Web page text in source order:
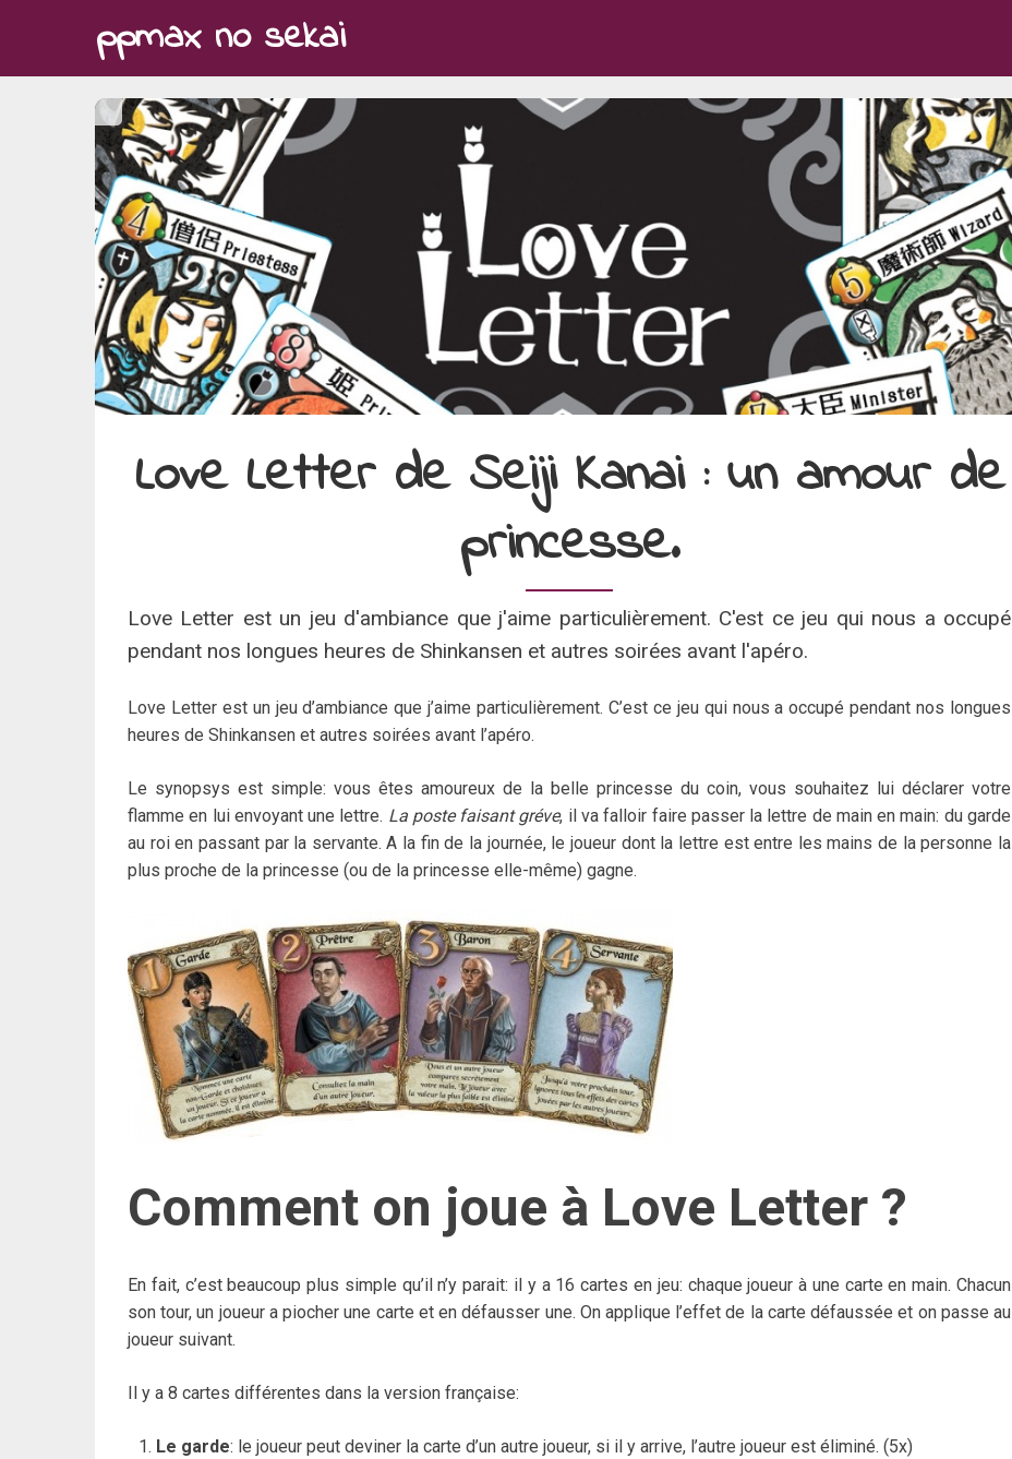
ppmax no sekai
Love Letter de Seiji Kanai : un amour de
princesse.
Love Letter est un jeu d'ambiance que j'aime particulièrement. C'est ce jeu qui nous a occupé
pendant nos longues heures de Shinkansen et autres soirées avant l'apéro.
Love Letter est un jeu d’ambiance que j’aime particulièrement. C’est ce jeu qui nous a occupé pendant nos longues
heures de Shinkansen et autres soirées avant l’apéro.
Le synopsys est simple: vous êtes amoureux de la belle princesse du coin, vous souhaitez lui déclarer votre
flamme en lui envoyant une lettre. La poste faisant gréve, il va falloir faire passer la lettre de main en main: du garde
au roi en passant par la servante. A la fin de la journée, le joueur dont la lettre est entre les mains de la personne la
plus proche de la princesse (ou de la princesse elle-même) gagne.
Comment on joue à Love Letter ?
En fait, c’est beaucoup plus simple qu’il n’y parait: il y a 16 cartes en jeu: chaque joueur à une carte en main. Chacun
son tour, un joueur a piocher une carte et en défausser une. On applique l’effet de la carte défaussée et on passe au
joueur suivant.
Il y a 8 cartes différentes dans la version française:
Le garde: le joueur peut deviner la carte d’un autre joueur, si il y arrive, l’autre joueur est éliminé. (5x)